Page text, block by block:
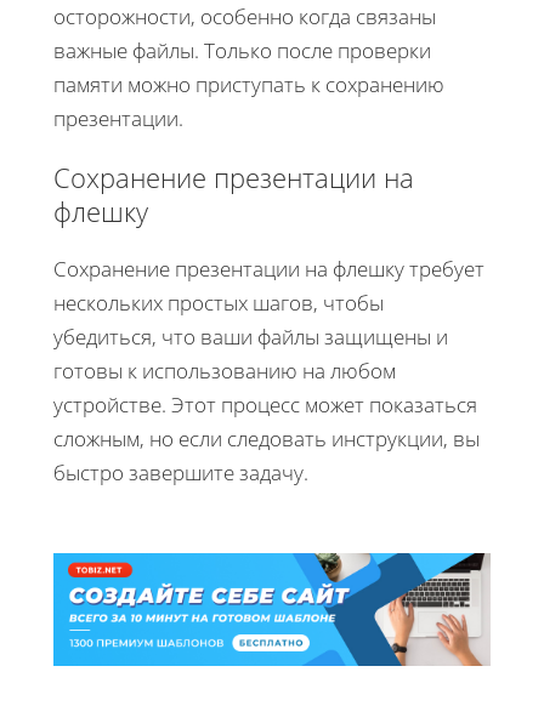
осторожности, особенно когда связаны
важные файлы. Только после проверки
памяти можно приступать к сохранению
презентации.
Сохранение презентации на
флешку
Сохранение презентации на флешку требует
нескольких простых шагов, чтобы
убедиться, что ваши файлы защищены и
готовы к использованию на любом
устройстве. Этот процесс может показаться
сложным, но если следовать инструкции, вы
быстро завершите задачу.